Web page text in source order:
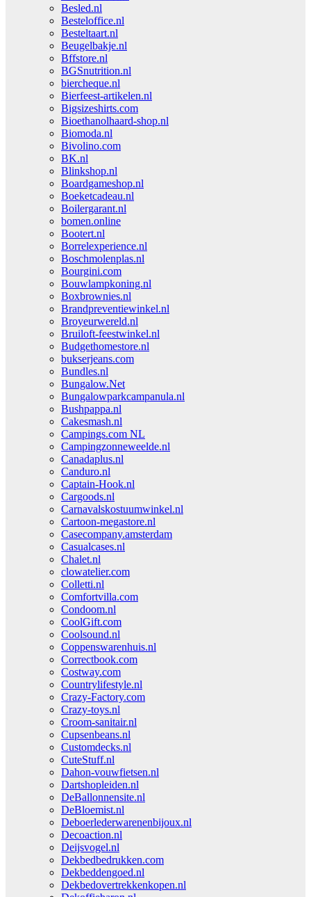
Besled.nl
Besteloffice.nl
Besteltaart.nl
Beugelbakje.nl
Bffstore.nl
BGSnutrition.nl
biercheque.nl
Bierfeest-artikelen.nl
Bigsizeshirts.com
Bioethanolhaard-shop.nl
Biomoda.nl
Bivolino.com
BK.nl
Blinkshop.nl
Boardgameshop.nl
Boeketcadeau.nl
Boilergarant.nl
bomen.online
Bootert.nl
Borrelexperience.nl
Boschmolenplas.nl
Bourgini.com
Bouwlampkoning.nl
Boxbrownies.nl
Brandpreventiewinkel.nl
Broyeurwereld.nl
Bruiloft-feestwinkel.nl
Budgethomestore.nl
bukserjeans.com
Bundles.nl
Bungalow.Net
Bungalowparkcampanula.nl
Bushpappa.nl
Cakesmash.nl
Campings.com NL
Campingzonneweelde.nl
Canadaplus.nl
Canduro.nl
Captain-Hook.nl
Cargoods.nl
Carnavalskostuumwinkel.nl
Cartoon-megastore.nl
Casecompany.amsterdam
Casualcases.nl
Chalet.nl
clowatelier.com
Colletti.nl
Comfortvilla.com
Condoom.nl
CoolGift.com
Coolsound.nl
Coppenswarenhuis.nl
Correctbook.com
Costway.com
Countrylifestyle.nl
Crazy-Factory.com
Crazy-toys.nl
Croom-sanitair.nl
Cupsenbeans.nl
Customdecks.nl
CuteStuff.nl
Dahon-vouwfietsen.nl
Dartshopleiden.nl
DeBallonnensite.nl
DeBloemist.nl
Deboerlederwarenenbijoux.nl
Decoaction.nl
Deijsvogel.nl
Dekbedbedrukken.com
Dekbeddengoed.nl
Dekbedovertrekkenkopen.nl